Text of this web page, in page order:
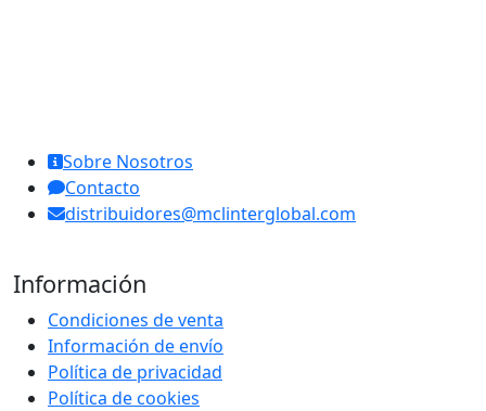
Sobre Nosotros
Contacto
distribuidores@mclinterglobal.com
Información
Condiciones de venta
Información de envío
Política de privacidad
Política de cookies